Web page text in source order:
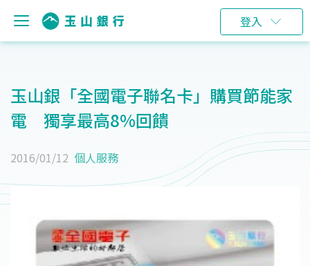
登入
玉山銀「全國電子聯名卡」購買節能家
電 獨享最高8%回饋
2016/01/12 個人服務